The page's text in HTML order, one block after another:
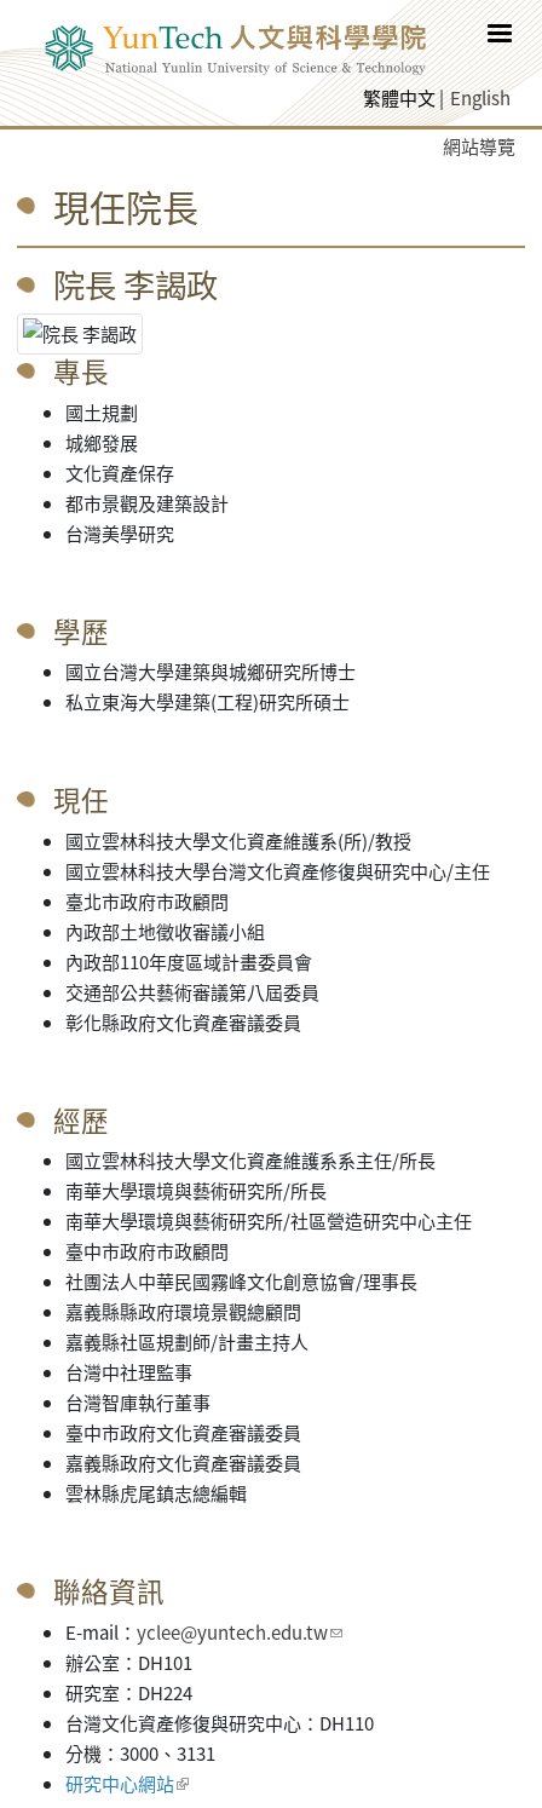
繁體中文 English
網站導覽
現任院長
院長 李謁政
專長
國土規劃
城鄉發展
文化資產保存
都市景觀及建築設計
台灣美學研究
學歷
國立台灣大學建築與城鄉研究所博士
私立東海大學建築(工程)研究所碩士
現任
國立雲林科技大學文化資產維護系(所)/教授
國立雲林科技大學台灣文化資產修復與研究中心/主任
臺北市政府市政顧問
內政部土地徵收審議小組
內政部110年度區域計畫委員會
交通部公共藝術審議第八屆委員
彰化縣政府文化資產審議委員
經歷
國立雲林科技大學文化資產維護系系主任/所長
南華大學環境與藝術研究所/所長
南華大學環境與藝術研究所/社區營造研究中心主任
臺中市政府市政顧問
社團法人中華民國霧峰文化創意協會/理事長
嘉義縣縣政府環境景觀總顧問
嘉義縣社區規劃師/計畫主持人
台灣中社理監事
台灣智庫執行董事
臺中市政府文化資產審議委員
嘉義縣政府文化資產審議委員
雲林縣虎尾鎮志總編輯
聯絡資訊
E-mail：yclee@yuntech.edu.tw(link sends e-mail)
辦公室：DH101
研究室：DH224
台灣文化資產修復與研究中心：DH110
分機：3000、3131
研究中心網站(link is external)